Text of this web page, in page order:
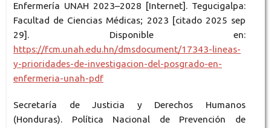
Enfermería UNAH 2023–2028 [Internet]. Tegucigalpa:
Facultad de Ciencias Médicas; 2023 [citado 2025 sep
29]. Disponible en:
https://fcm.unah.edu.hn/dmsdocument/17343-lineas-
y-prioridades-de-investigacion-del-posgrado-en-
enfermeria-unah-pdf
Secretaría de Justicia y Derechos Humanos
(Honduras). Política Nacional de Prevención de